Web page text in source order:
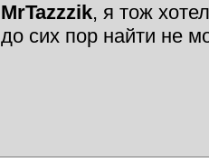
MrTazzzik, я тож
до сих пор найти не